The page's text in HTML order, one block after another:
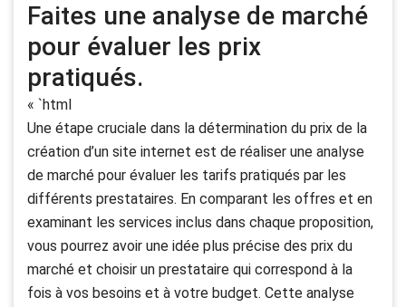
Faites une analyse de marché
pour évaluer les prix
pratiqués.
« `html
Une étape cruciale dans la détermination du prix de la
création d’un site internet est de réaliser une analyse
de marché pour évaluer les tarifs pratiqués par les
différents prestataires. En comparant les offres et en
examinant les services inclus dans chaque proposition,
vous pourrez avoir une idée plus précise des prix du
marché et choisir un prestataire qui correspond à la
fois à vos besoins et à votre budget. Cette analyse